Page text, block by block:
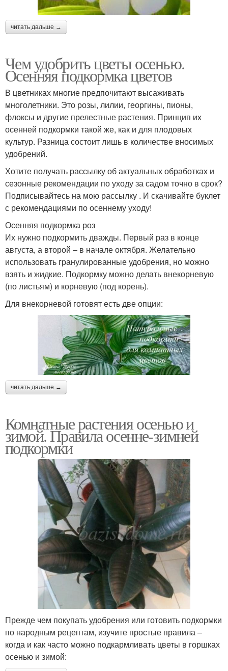
читать дальше →
Чем удобрить цветы осенью.
Осенняя подкормка цветов
В цветниках многие предпочитают высаживать
многолетники. Это розы, лилии, георгины, пионы,
флоксы и другие прелестные растения. Принцип их
осенней подкормки такой же, как и для плодовых
культур. Разница состоит лишь в количестве вносимых
удобрений.
Хотите получать рассылку об актуальных обработках и
сезонные рекомендации по уходу за садом точно в срок?
Подписывайтесь на мою рассылку . И скачивайте буклет
с рекомендациями по осеннему уходу!
Осенняя подкормка роз
Их нужно подкормить дважды. Первый раз в конце
августа, а второй – в начале октября. Желательно
использовать гранулированные удобрения, но можно
взять и жидкие. Подкормку можно делать внекорневую
(по листьям) и корневую (под корень).
Для внекорневой готовят есть две опции:
читать дальше →
Комнатные растения осенью и
зимой. Правила осенне-зимней
подкормки
Прежде чем покупать удобрения или готовить подкормки
по народным рецептам, изучите простые правила –
когда и как часто можно подкармливать цветы в горшках
осенью и зимой: